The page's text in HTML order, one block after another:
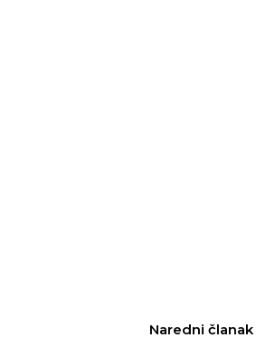
Naredni članak